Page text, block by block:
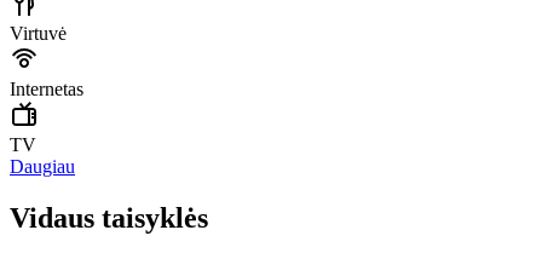
Virtuvė
Internetas
TV
Daugiau
Vidaus taisyklės